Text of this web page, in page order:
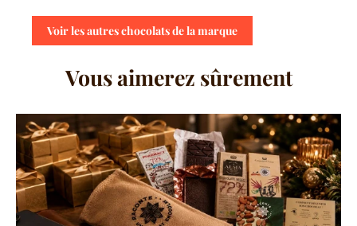
Voir les autres chocolats de la marque
Vous aimerez sûrement